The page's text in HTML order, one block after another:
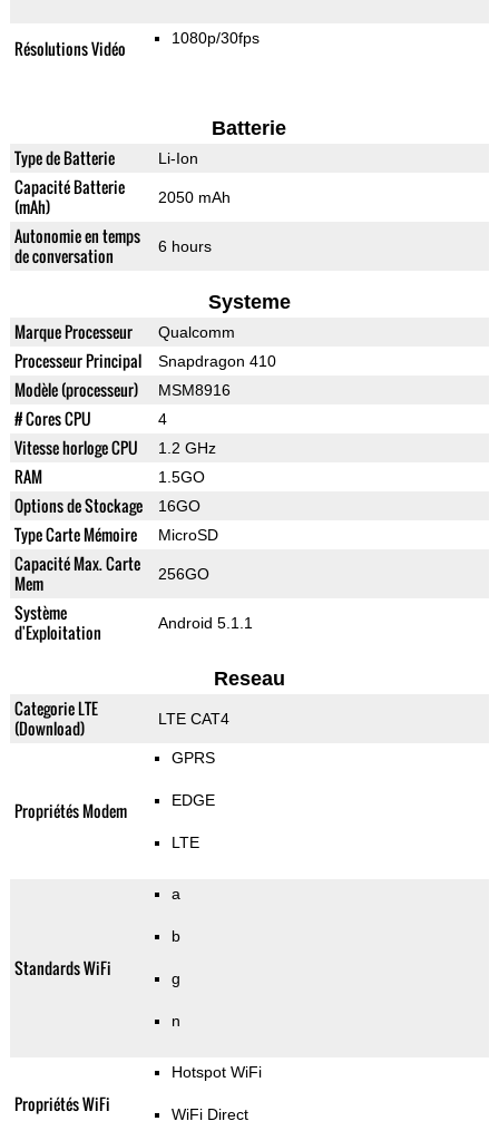
Résolutions Vidéo 1080p/30fps
Batterie
Type de Batterie Li-Ion
Capacité Batterie
(mAh)
2050 mAh
Autonomie en temps
de conversation
6 hours
Systeme
Marque Processeur Qualcomm
Processeur Principal Snapdragon 410
Modèle (processeur) MSM8916
# Cores CPU 4
Vitesse horloge CPU 1.2 GHz
RAM 1.5GO
Options de Stockage 16GO
Type Carte Mémoire MicroSD
Capacité Max. Carte
Mem
256GO
Système
d'Exploitation
Android 5.1.1
Reseau
Categorie LTE
(Download)
LTE CAT4
Propriétés Modem
GPRS
EDGE
LTE
Standards WiFi
a
b
g
n
Propriétés WiFi
Hotspot WiFi
WiFi Direct